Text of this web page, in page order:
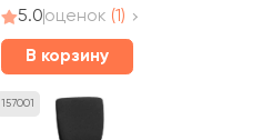
5.0оценок (1)
В корзину
157001